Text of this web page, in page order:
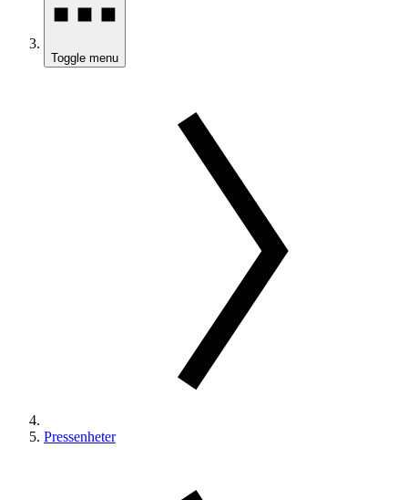
Toggle menu
Pressenheter